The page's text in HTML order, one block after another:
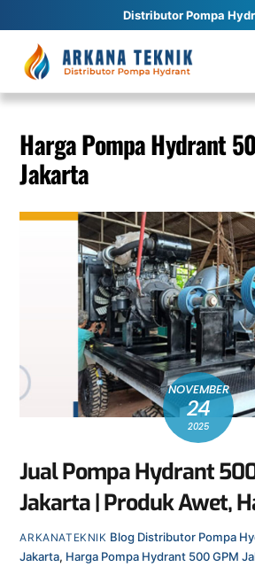
Distributor Pompa
content
Harga Pompa Hydrant
Jakarta
NOVEMBER
24
2025
Jual Pompa Hydrant
Jakarta | Produk Awet,
ARKANATEKNIK Blog Distributor Pompa
Jakarta, Harga Pompa Hydrant 500 GPM